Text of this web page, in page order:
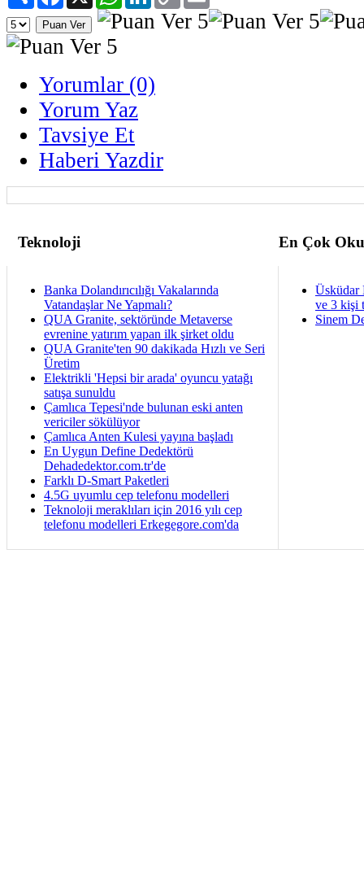
Yorumlar (0)
Yorum Yaz
Tavsiye Et
Haberi Yazdir
Teknoloji En Çok
Banka Dolandırıcılığı Vakalarında
Vatandaşlar Ne Yapmalı?
QUA Granite, sektöründe Metaverse
evrenine yatırım yapan ilk şirket oldu
QUA Granite'ten 90 dakikada Hızlı ve Seri
Üretim
Elektrikli 'Hepsi bir arada' oyuncu yatağı
satışa sunuldu
Çamlıca Tepesi'nde bulunan eski anten
vericiler sökülüyor
Çamlıca Anten Kulesi yayına başladı
En Uygun Define Dedektörü
Dehadedektor.com.tr'de
Farklı D-Smart Paketleri
4.5G uyumlu cep telefonu modelleri
Teknoloji meraklıları için 2016 yılı cep
telefonu modelleri Erkegegore.com'da
Üsküdar
ve 3 kişi
Sinem